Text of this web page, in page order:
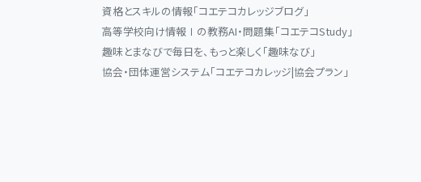
資格とスキルの情報「コエテコカレッジブログ」
高等学校向け情報Ⅰの教務AI・問題集「コエテコStudy」
趣味とまなびで毎日を、もっと楽しく「趣味なび」
協会・団体運営システム「コエテコカレッジ|協会プラン」